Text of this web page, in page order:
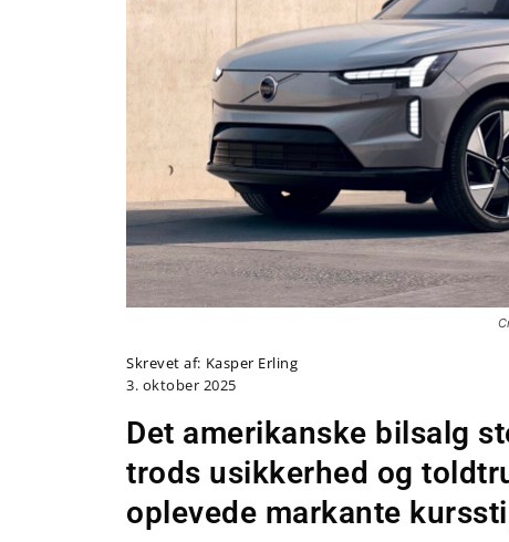
Skrevet af: Kasper Erling
3. oktober 2025
Det amerikanske bilsalg
trods usikkerhed og
oplevede markante